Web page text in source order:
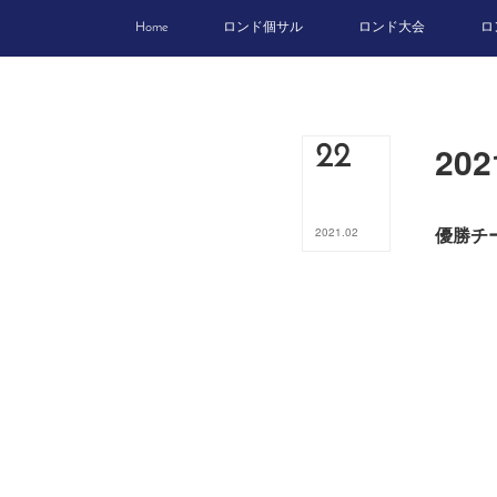
Home ロンド個サル ロンド大会
22
2021 .02 優勝チ